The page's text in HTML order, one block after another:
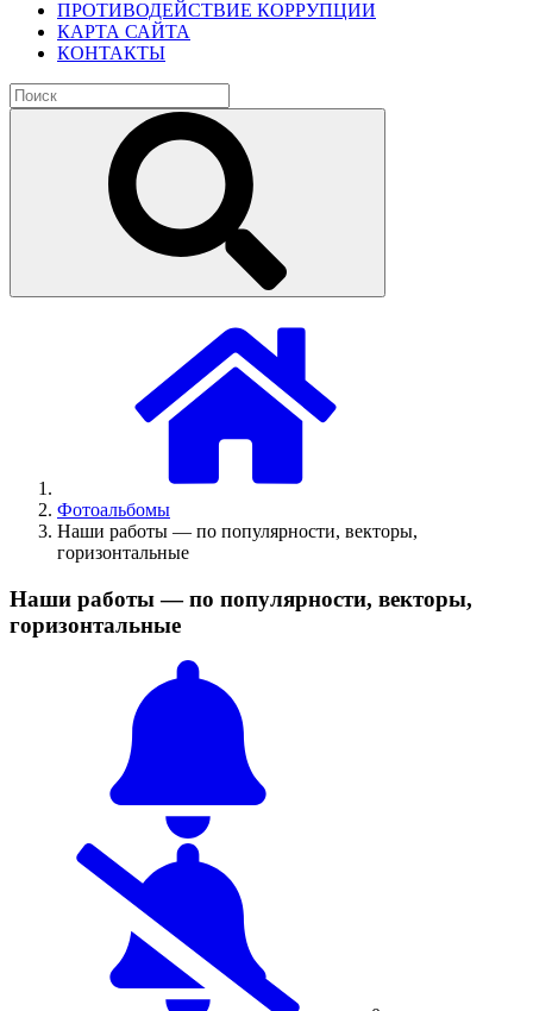
ПРОТИВОДЕЙСТВИЕ КОРРУПЦИИ
КАРТА САЙТА
КОНТАКТЫ
Фотоальбомы
Наши работы — по популярности, векторы,
горизонтальные
Наши работы — по популярности, векторы,
горизонтальные